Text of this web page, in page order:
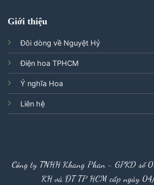
Giới thiệu
Đôi dòng về Nguyệt Hỷ
Điện hoa TPHCM
Ý nghĩa Hoa
Liên hệ
Công ty TNHH Khang Phan - GPKD số
KH và ĐT TP HCM cấp ngày